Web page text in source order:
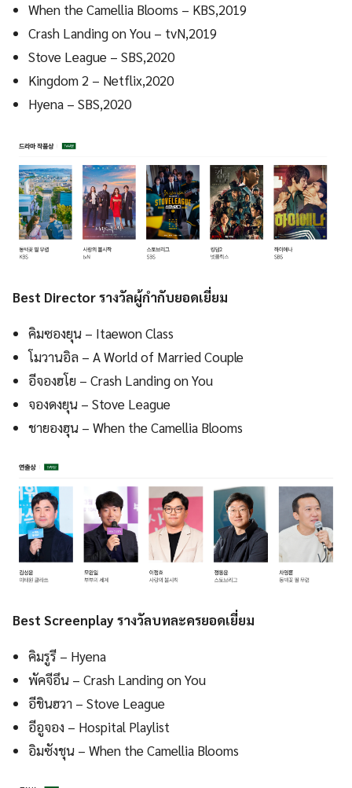
When the Camellia Blooms – KBS,2019
Crash Landing on You – tvN,2019
Stove League – SBS,2020
Kingdom 2 – Netflix,2020
Hyena – SBS,2020
Best Director รางวัลผู้กำกับยอดเยี่ยม
คิมซองยุน – Itaewon Class
โมวานอิล – A World of Married Couple
อีจองฮโย – Crash Landing on You
จองดงยุน – Stove League
ชายองฮุน – When the Camellia Blooms
Best Screenplay รางวัลบทละครยอดเยี่ยม
คิมรูรี – Hyena
พัคจีอึน – Crash Landing on You
อีชินฮวา – Stove League
อีอูจอง – Hospital Playlist
อิมซังชุน – When the Camellia Blooms